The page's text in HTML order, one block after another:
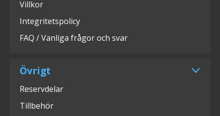
Villkor
Integritetspolicy
FAQ / Vanliga frågor och svar
Övrigt
Reservdelar
Tillbehör